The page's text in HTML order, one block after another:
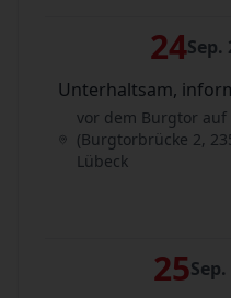
24Sep.
Unterhaltsam,
vor dem Burgtor
(Burgtorbrücke 2,
Lübeck
25